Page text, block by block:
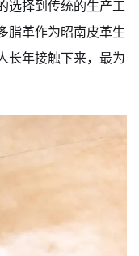
选择到传统的生产工
脂革作为昭南皮革生
长年接触下来，最为